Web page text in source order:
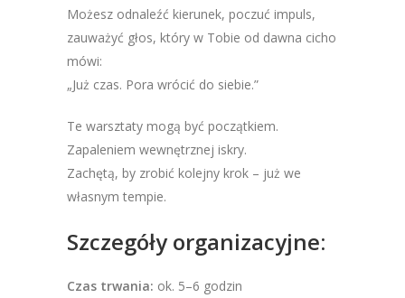
Możesz odnaleźć kierunek, poczuć impuls,
zauważyć głos, który w Tobie od dawna cicho
mówi:
„Już czas. Pora wrócić do siebie.”
Te warsztaty mogą być początkiem.
Zapaleniem wewnętrznej iskry.
Zachętą, by zrobić kolejny krok – już we
własnym tempie.
Szczegóły organizacyjne:
Czas trwania: ok. 5–6 godzin